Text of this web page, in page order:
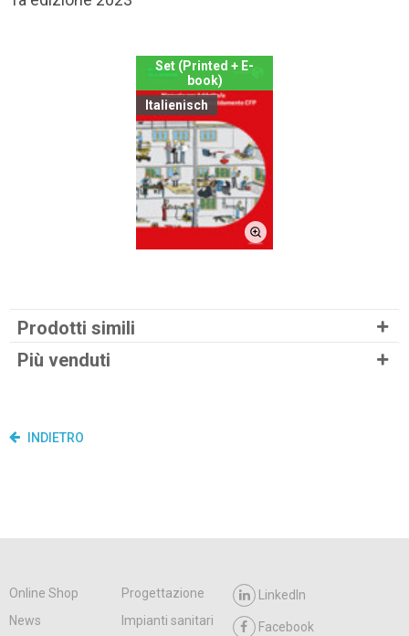
Set (Printed + E-
book)
Italienisch
Prodotti simili
Più venduti
INDIETRO
Online Shop
Progettazione
News
Impianti sanitari
LinkedIn
Facebook